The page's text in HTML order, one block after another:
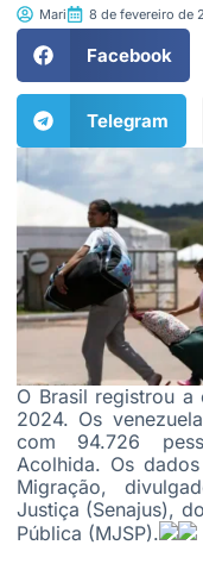
Mari 8 de fevereiro de
Facebook
Telegram
O Brasil registrou a
2024. Os
com 94.726
Acolhida. Os
Migração,
Justiça (Senajus),
Pública (MJSP).